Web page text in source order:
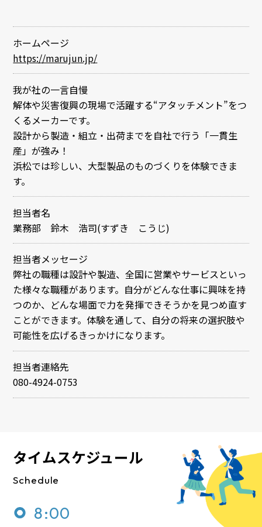
ホームページ
https://marujun.jp/
我が社の一言自慢
解体や災害復興の現場で活躍する“アタッチメント”をつ
くるメーカーです。
設計から製造・組立・出荷までを自社で行う「一貫生
産」が強み！
浜松では珍しい、大型製品のものづくりを体験できま
す。
担当者名
業務部 鈴木 浩司(すずき こうじ)
担当者メッセージ
弊社の職種は設計や製造、全国に営業やサービスといっ
た様々な職種があります。自分がどんな仕事に興味を持
つのか、どんな場面で力を発揮できそうかを見つめ直す
ことができます。体験を通して、自分の将来の選択肢や
可能性を広げるきっかけになります。
担当者連絡先
080-4924-0753
タイムスケジュール
Schedule
8:00